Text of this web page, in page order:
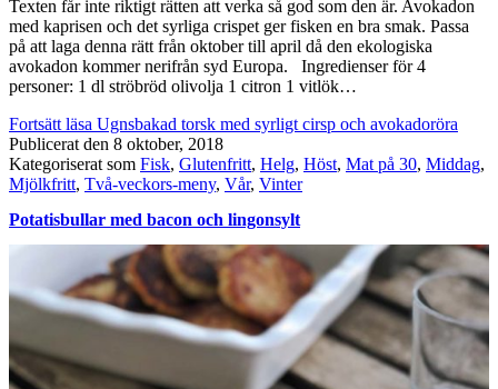
Texten får inte riktigt rätten att verka så god som den är. Avokadon
med kaprisen och det syrliga crispet ger fisken en bra smak. Passa
på att laga denna rätt från oktober till april då den ekologiska
avokadon kommer nerifrån syd Europa. Ingredienser för 4
personer: 1 dl ströbröd olivolja 1 citron 1 vitlök…
Fortsätt läsa Ugnsbakad torsk med syrligt cirsp och avokadoröra
Publicerat den 8 oktober, 2018
Kategoriserat som Fisk, Glutenfritt, Helg, Höst, Mat på 30, Middag,
Mjölkfritt, Två-veckors-meny, Vår, Vinter
Potatisbullar med bacon och lingonsylt